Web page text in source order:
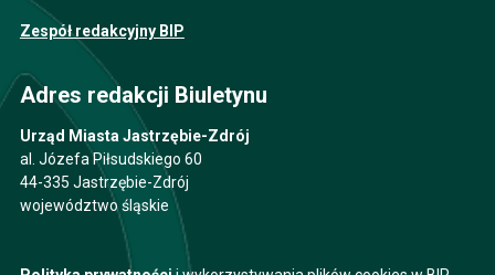
Zespół redakcyjny BIP
Adres redakcji Biuletynu
Urząd Miasta Jastrzębie-Zdrój
al. Józefa Piłsudskiego 60
44-335 Jastrzębie-Zdrój
województwo śląskie